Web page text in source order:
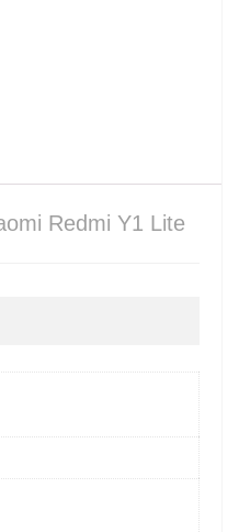
Redmi Y1 Lite